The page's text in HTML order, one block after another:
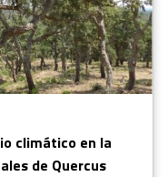
climático en la
de Quercus